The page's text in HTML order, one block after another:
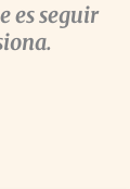
es seguir